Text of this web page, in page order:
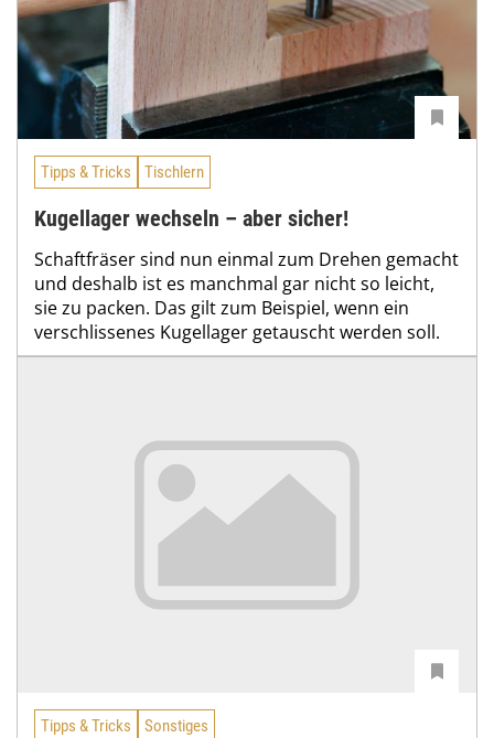
Tipps & Tricks Tischlern
Kugellager wechseln – aber sicher!
Schaftfräser sind nun einmal zum Drehen gemacht
und deshalb ist es manchmal gar nicht so leicht,
sie zu packen. Das gilt zum Beispiel, wenn ein
verschlissenes Kugellager getauscht werden soll.
Tipps & Tricks Sonstiges